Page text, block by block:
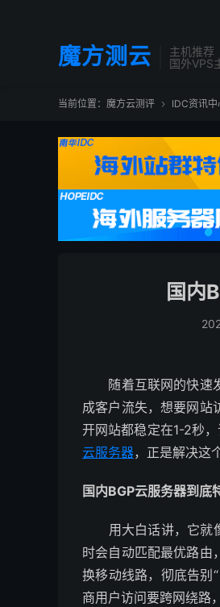
魔方测云
主机推荐
国外VPS
当前位置： 魔方云测评  IDC资讯中
国内
随着互联网的快速发
成客户流失，想要网站
开网站都稳定在1-2秒
云服务器，正是解决这
国内BGP云服务器到底
用大白话讲，它就像
时会自动匹配最优路由
换移动线路，彻底告别
商用户访问要跨网绕路